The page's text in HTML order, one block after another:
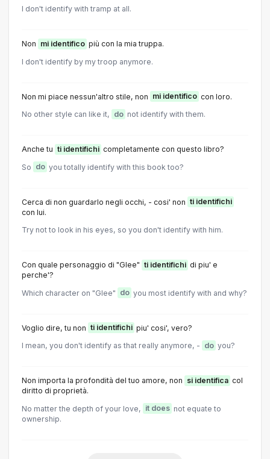
I don't identify with tramp at all.
Non mi identifico più con la mia truppa.
I don't identify by my troop anymore.
Non mi piace nessun'altro stile, non mi identifico con loro.
No other style can like it, do not identify with them.
Anche tu ti identifichi completamente con questo libro?
So do you totally identify with this book too?
Cerca di non guardarlo negli occhi, - cosi' non ti identifichi
con lui.
Try not to look in his eyes, so you don't identify with him.
Con quale personaggio di "Glee" ti identifichi di piu' e
perche'?
Which character on "Glee" do you most identify with and why?
Voglio dire, tu non ti identifichi piu' cosi', vero?
I mean, you don't identify as that really anymore, - do you?
Non importa la profondità del tuo amore, non si identifica col
diritto di proprietà.
No matter the depth of your love, it does not equate to
ownership.